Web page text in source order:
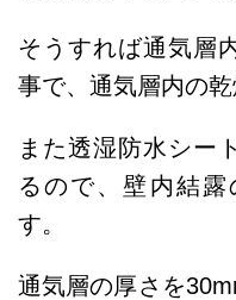
そうすれば通気層
事で、通気層内の乾
また透湿防水シー
るので、壁内結露
す。
通気層の厚さを